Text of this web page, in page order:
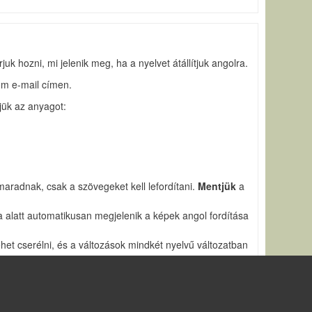
hozni, mi jelenik meg, ha a nyelvet átállítjuk angolra.
e-mail címen.
az anyagot:
csak a szövegeket kell lefordítani. Mentjük a
automatikusan megjelenik a képek angol fordítása
cserélni, és a változások mindkét nyelvű változatban